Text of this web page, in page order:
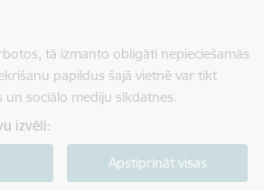
tā izmanto obligāti nepieciešamās
papildus šajā vietnē var tikt
un sociālo mediju sīkdatnes.
izvēli:
Apstiprināt visas